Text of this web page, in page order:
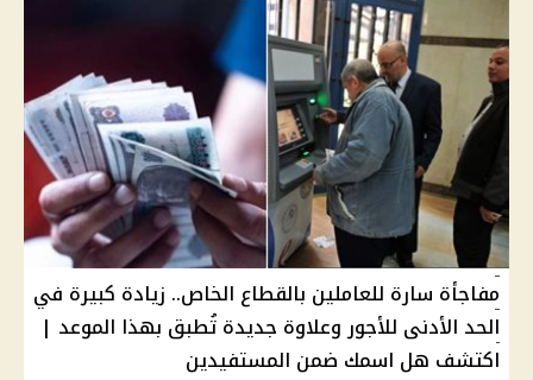
مفاجأة سارة للعاملين بالقطاع الخاص.. زيادة كبيرة في
الحد الأدنى للأجور وعلاوة جديدة تُطبق بهذا الموعد |
اكتشف هل اسمك ضمن المستفيدين